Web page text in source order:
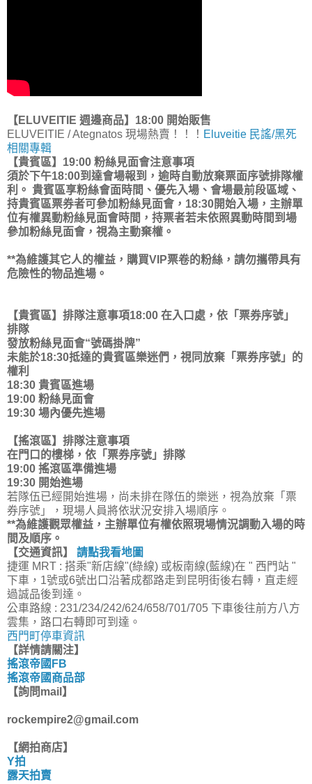
【 ELUVEITIE 週邊商品】18:00 開始販售
ELUVEITIE / Ategnatos 現場熱賣！！！ Eluveitie 民謠/黑死
相關專輯
【貴賓區】19:00 粉絲見面會注意事項
須於下午18:00到達會場報到 ，逾時自動放棄票面序號排隊權
利。 貴賓區享粉絲會面時間、優先入場、會場最前段區域、
持貴賓區票券者可參加粉絲見面會， 18:30開始入場 ，主辦單
位有權異動粉絲見面會時間，持票者若未依照異動時間到場
參加粉絲見面會，視為主動棄權。
**為維護其它人的權益，購買VIP票卷的粉絲，請勿攜帶具有
危險性的物品進場。
【貴賓區】排隊注意事項18:00 在入口處，依「 票券序號 」
排隊
發放粉絲見面會“號碼掛牌”
未能於18:30抵達的貴賓區樂迷們 ，視同放棄「 票券序號 」的
權利
18:30 貴賓區進場
19:00 粉絲見面會
19:30 場內優先進場
【搖滾區】排隊注意事項
在門口的樓梯，依「 票券序號 」排隊
19:00 搖滾區準備進場
19:30 開始進場
若隊伍已經開始進場 ，尚未排在隊伍的樂迷，視為放棄「 票
券序號 」，現場人員將依狀況安排入場順序。
**為維護觀眾權益，主辦單位有權依照現場情況調動入場的時
間及順序。
【交通資訊】 請點我看地圖
捷運 MRT : 搭乘"新店線"(綠線) 或板南線(藍線)在 " 西門站 "
下車，1號或6號出口沿著成都路走到昆明街後右轉，直走經
過誠品後到達。
公車路線 : 231/234/242/624/658/701/705 下車後往前方八方
雲集，路口右轉即可到達。
西門町停車資訊
【詳情請關注】
搖滾帝國FB
搖滾帝國商品部
【詢問mail】
rockempire2@gmail.com
【網拍商店】
Y拍
露天拍賣